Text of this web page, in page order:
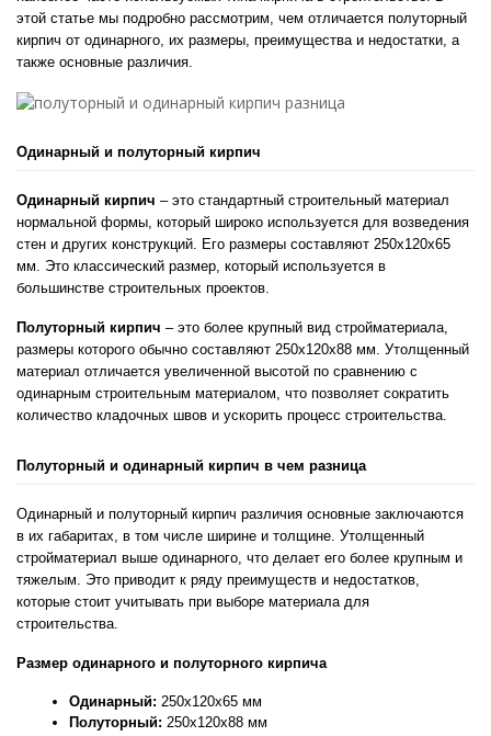
этой статье мы подробно рассмотрим, чем отличается полуторный
кирпич от одинарного, их размеры, преимущества и недостатки, а
также основные различия.
Одинарный и полуторный кирпич
Одинарный кирпич – это стандартный строительный материал
нормальной формы, который широко используется для возведения
стен и других конструкций. Его размеры составляют 250x120x65
мм. Это классический размер, который используется в
большинстве строительных проектов.
Полуторный кирпич – это более крупный вид стройматериала,
размеры которого обычно составляют 250x120x88 мм. Утолщенный
материал отличается увеличенной высотой по сравнению с
одинарным строительным материалом, что позволяет сократить
количество кладочных швов и ускорить процесс строительства.
Полуторный и одинарный кирпич в чем разница
Одинарный и полуторный кирпич различия основные заключаются
в их габаритах, в том числе ширине и толщине. Утолщенный
стройматериал выше одинарного, что делает его более крупным и
тяжелым. Это приводит к ряду преимуществ и недостатков,
которые стоит учитывать при выборе материала для
строительства.
Размер одинарного и полуторного кирпича
Одинарный: 250x120x65 мм
Полуторный: 250x120x88 мм